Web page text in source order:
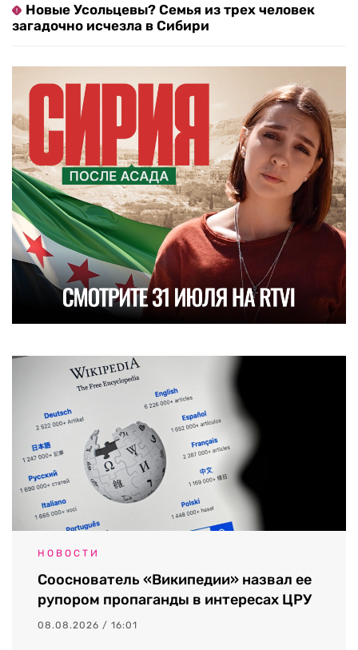
Новые Усольцевы? Семья из трех человек
загадочно исчезла в Сибири
НОВОСТИ
Сооснователь «Википедии» назвал ее
рупором пропаганды в интересах ЦРУ
08.08.2026 / 16:01